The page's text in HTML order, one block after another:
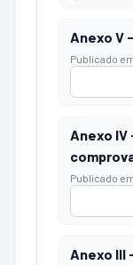
Anexo V
Publicado
Anexo IV
Publicado
Anexo III